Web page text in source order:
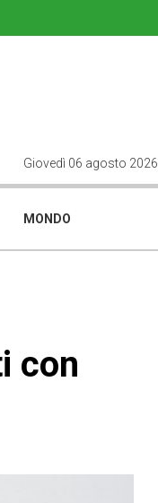
Giovedì 06 agosto 2026
MONDO
con